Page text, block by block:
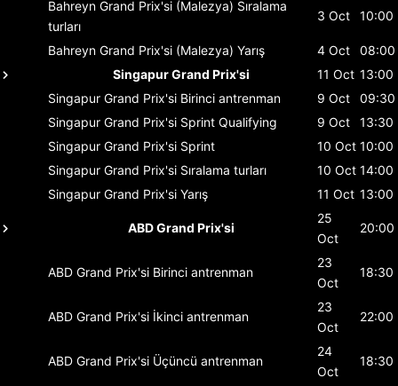
Bahreyn Grand Prix'si (Malezya) Sıralama
turları
3 Oct 10:00
Bahreyn Grand Prix'si (Malezya) Yarış 4 Oct
08:00
Singapur Grand Prix'si
11 Oct 13:00
Singapur Grand Prix'si Birinci antrenman 9 Oct
09:30
Singapur Grand Prix'si Sprint Qualifying 9 Oct
13:30
Singapur Grand Prix'si Sprint 10 Oct 10:00
Singapur Grand Prix'si Sıralama turları 10 Oct 14:00
Singapur Grand Prix'si Yarış 11 Oct 13:00
ABD Grand Prix'si
25
Oct
20:00
ABD Grand Prix'si Birinci antrenman
23
Oct
18:30
ABD Grand Prix'si İkinci antrenman
23
Oct
22:00
ABD Grand Prix'si Üçüncü antrenman
24
Oct
18:30